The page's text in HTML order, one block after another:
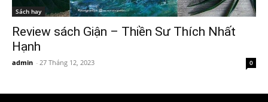
Sách hay
Review sách Giận – Thiền Sư Thích Nhất
Hạnh
admin - 27 Tháng 12, 2023 0